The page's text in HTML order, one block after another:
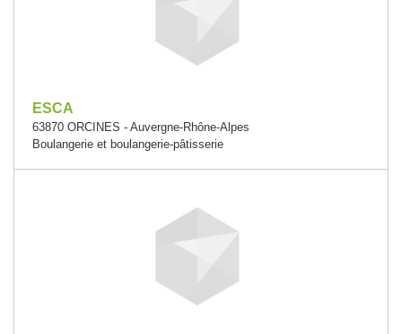
ESCA
63870 ORCINES - Auvergne-Rhône-Alpes
Boulangerie et boulangerie-pâtisserie